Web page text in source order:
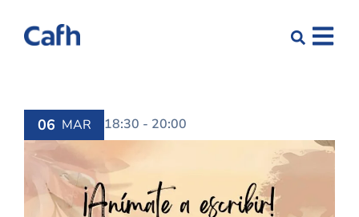
06 MAR 18:30 - 20:00